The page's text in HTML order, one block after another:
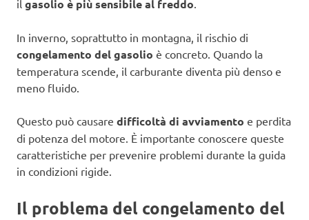
il gasolio è più sensibile al freddo.
In inverno, soprattutto in montagna, il rischio di
congelamento del gasolio è concreto. Quando la
temperatura scende, il carburante diventa più denso e
meno fluido.
Questo può causare difficoltà di avviamento e perdita
di potenza del motore. È importante conoscere queste
caratteristiche per prevenire problemi durante la guida
in condizioni rigide.
Il problema del congelamento del